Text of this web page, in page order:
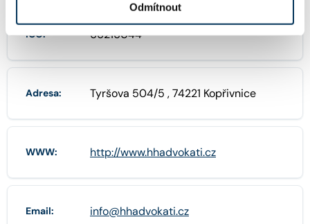
Odmítnout
IČO: 66216044
Adresa: Tyršova 504/5 , 74221 Kopřivnice
WWW: http://www.hhadvokati.cz
Email: info@hhadvokati.cz